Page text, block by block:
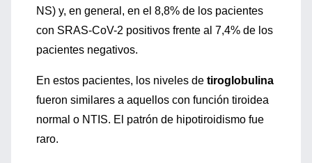
NS) y, en general, en el 8,8% de los pacientes
con SRAS-CoV-2 positivos frente al 7,4% de los
pacientes negativos.
En estos pacientes, los niveles de tiroglobulina
fueron similares a aquellos con función tiroidea
normal o NTIS. El patrón de hipotiroidismo fue
raro.